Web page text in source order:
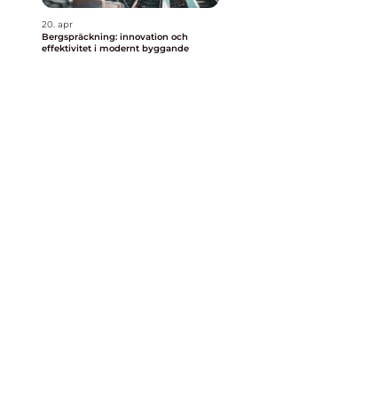
20. apr
Bergspräckning: innovation och
effektivitet i modernt byggande